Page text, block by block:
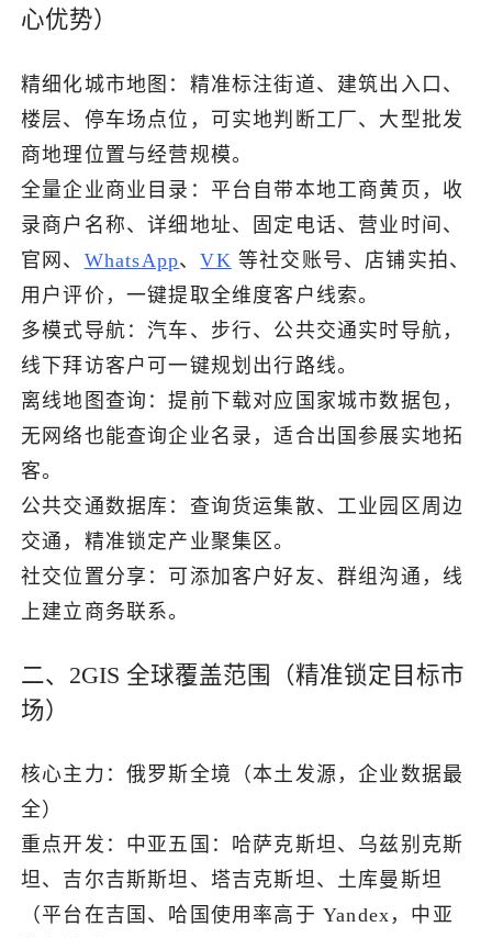
了解出海网
心优势）
精细化城市地图：精准标注街道、建筑出入口、
楼层、停车场点位，可实地判断工厂、大型批发
商地理位置与经营规模。
全量企业商业目录：平台自带本地工商黄页，收
录商户名称、详细地址、固定电话、营业时间、
官网、 WhatsApp、VK 等社交账号、店铺实拍、
用户评价，一键提取全维度客户线索。
多模式导航：汽车、步行、公共交通实时导航，
线下拜访客户可一键规划出行路线。
离线地图查询：提前下载对应国家城市数据包，
无网络也能查询企业名录，适合出国参展实地拓
客。
公共交通数据库：查询货运集散、工业园区周边
交通，精准锁定产业聚集区。
社交位置分享：可添加客户好友、群组沟通，线
上建立商务联系。
二、2GIS 全球覆盖范围（精准锁定目标市
场）
核心主力：俄罗斯全境（本土发源，企业数据最
全）
重点开发：中亚五国：哈萨克斯坦、乌兹别克斯
坦、吉尔吉斯斯坦、塔吉克斯坦、土库曼斯坦
（平台在吉国、哈国使用率高于 Yandex，中亚